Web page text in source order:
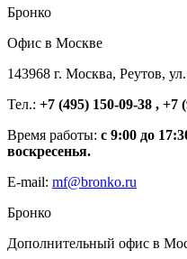
Бронко
Офис в Москве
143968 г. Москва, Реутов,
Тел.: +7 (495) 150-09-38 , +7
Время работы: с 9:00 до
воскресенья.
E-mail: mf@bronko.ru
Бронко
Дополнительный офис в